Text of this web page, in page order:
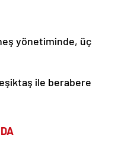
yönetiminde, üç
ile berabere